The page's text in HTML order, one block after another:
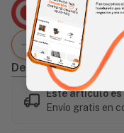
Agencia
2 días - Tiempo de
Descripción
Este artículo
Envío gratis en